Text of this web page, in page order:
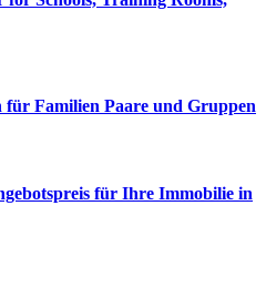
Familien Paare und Gruppen
für Ihre Immobilie in